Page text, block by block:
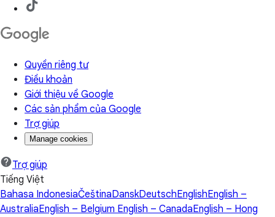
Quyền riêng tư
Điều khoản
Giới thiệu về Google
Các sản phẩm của Google
Trợ giúp
Manage cookies
Trợ giúp
Tiếng Việt
Bahasa IndonesiaČeštinaDanskDeutschEnglishEnglish –
AustraliaEnglish – Belgium English – CanadaEnglish – Hong